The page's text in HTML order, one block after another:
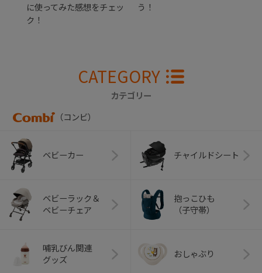
に使ってみた感想をチェッ
ク！
う！
CATEGORY
カテゴリー
（コンビ）
ベビーカー チャイルドシート
ベビーラック＆
ベビーチェア
抱っこひも
（子守帯）
哺乳びん関連
グッズ
おしゃぶり